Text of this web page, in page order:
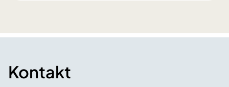
Kontakt